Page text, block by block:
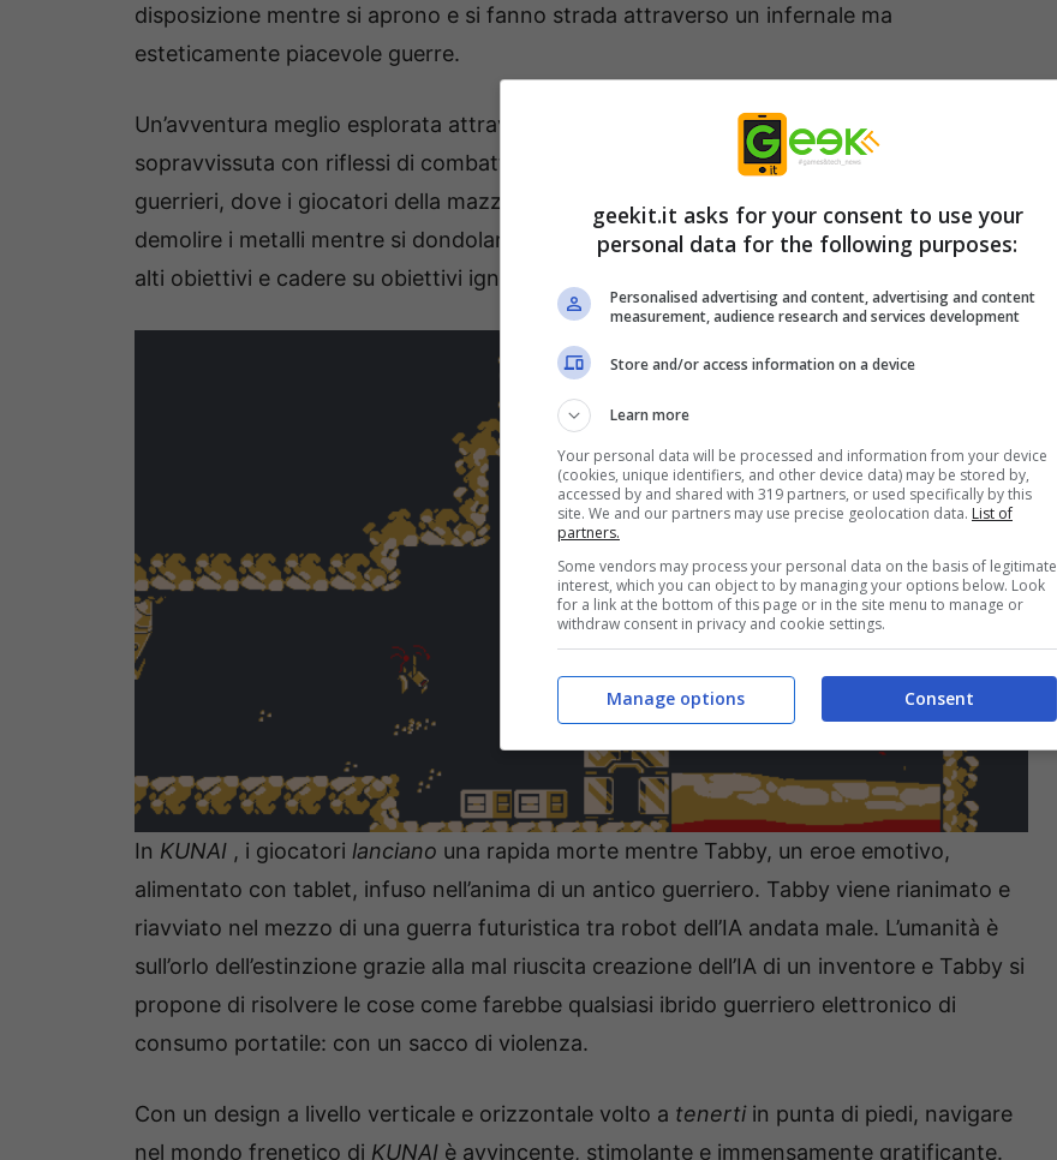
disposizione mentre si aprono e si fanno strada attraverso un infernale ma
esteticamente piacevole guerre.
Un’avventura meglio esplorata attraverso il parkour di livello ninja e meglio
sopravvissuta con riflessi di combattimento affilati come rasoi,KUNAIè una delizia per i
guerrieri, dove i giocatori della mazza hanno ampie opportunità di ridurre i nemici per
demolire i metalli mentre si dondolano su corde attraverso abissi, abbattendo muri per
alti obiettivi e cadere su obiettivi ignari.
In KUNAI , i giocatori lanciano una rapida morte mentre Tabby, un eroe emotivo,
alimentato con tablet, infuso nell’anima di un antico guerriero. Tabby viene rianimato e
riavviato nel mezzo di una guerra futuristica tra robot dell’IA andata male. L’umanità è
sull’orlo dell’estinzione grazie alla mal riuscita creazione dell’IA di un inventore e Tabby si
propone di risolvere le cose come farebbe qualsiasi ibrido guerriero elettronico di
consumo portatile: con un sacco di violenza.
Con un design a livello verticale e orizzontale volto a tenerti in punta di piedi, navigare
nel mondo frenetico di KUNAI è avvincente, stimolante e immensamente gratificante.
geekit.it asks for your consent to use your
personal data for the following purposes:
Personalised advertising and content, advertising and content
measurement, audience research and services development
Store and/or access information on a device
Learn more
Your personal data will be processed and information from your device
(cookies, unique identifiers, and other device data) may be stored by,
accessed by and shared with 319 partners, or used specifically by this
site. We and our partners may use precise geolocation data. List of
partners.
Some vendors may process your personal data on the basis of legitimate
interest, which you can object to by managing your options below. Look
for a link at the bottom of this page or in the site menu to manage or
withdraw consent in privacy and cookie settings.
Consent
Manage options